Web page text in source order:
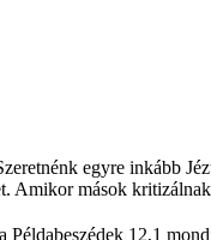
egyre inkább
Amikor mások
12,1